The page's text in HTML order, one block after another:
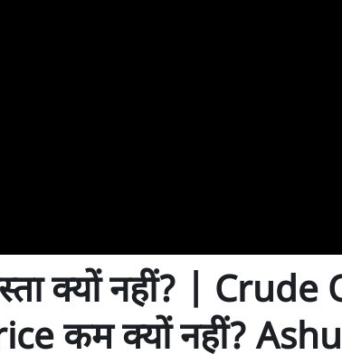
क्यों नहीं? | Crude
कम क्यों नहीं?